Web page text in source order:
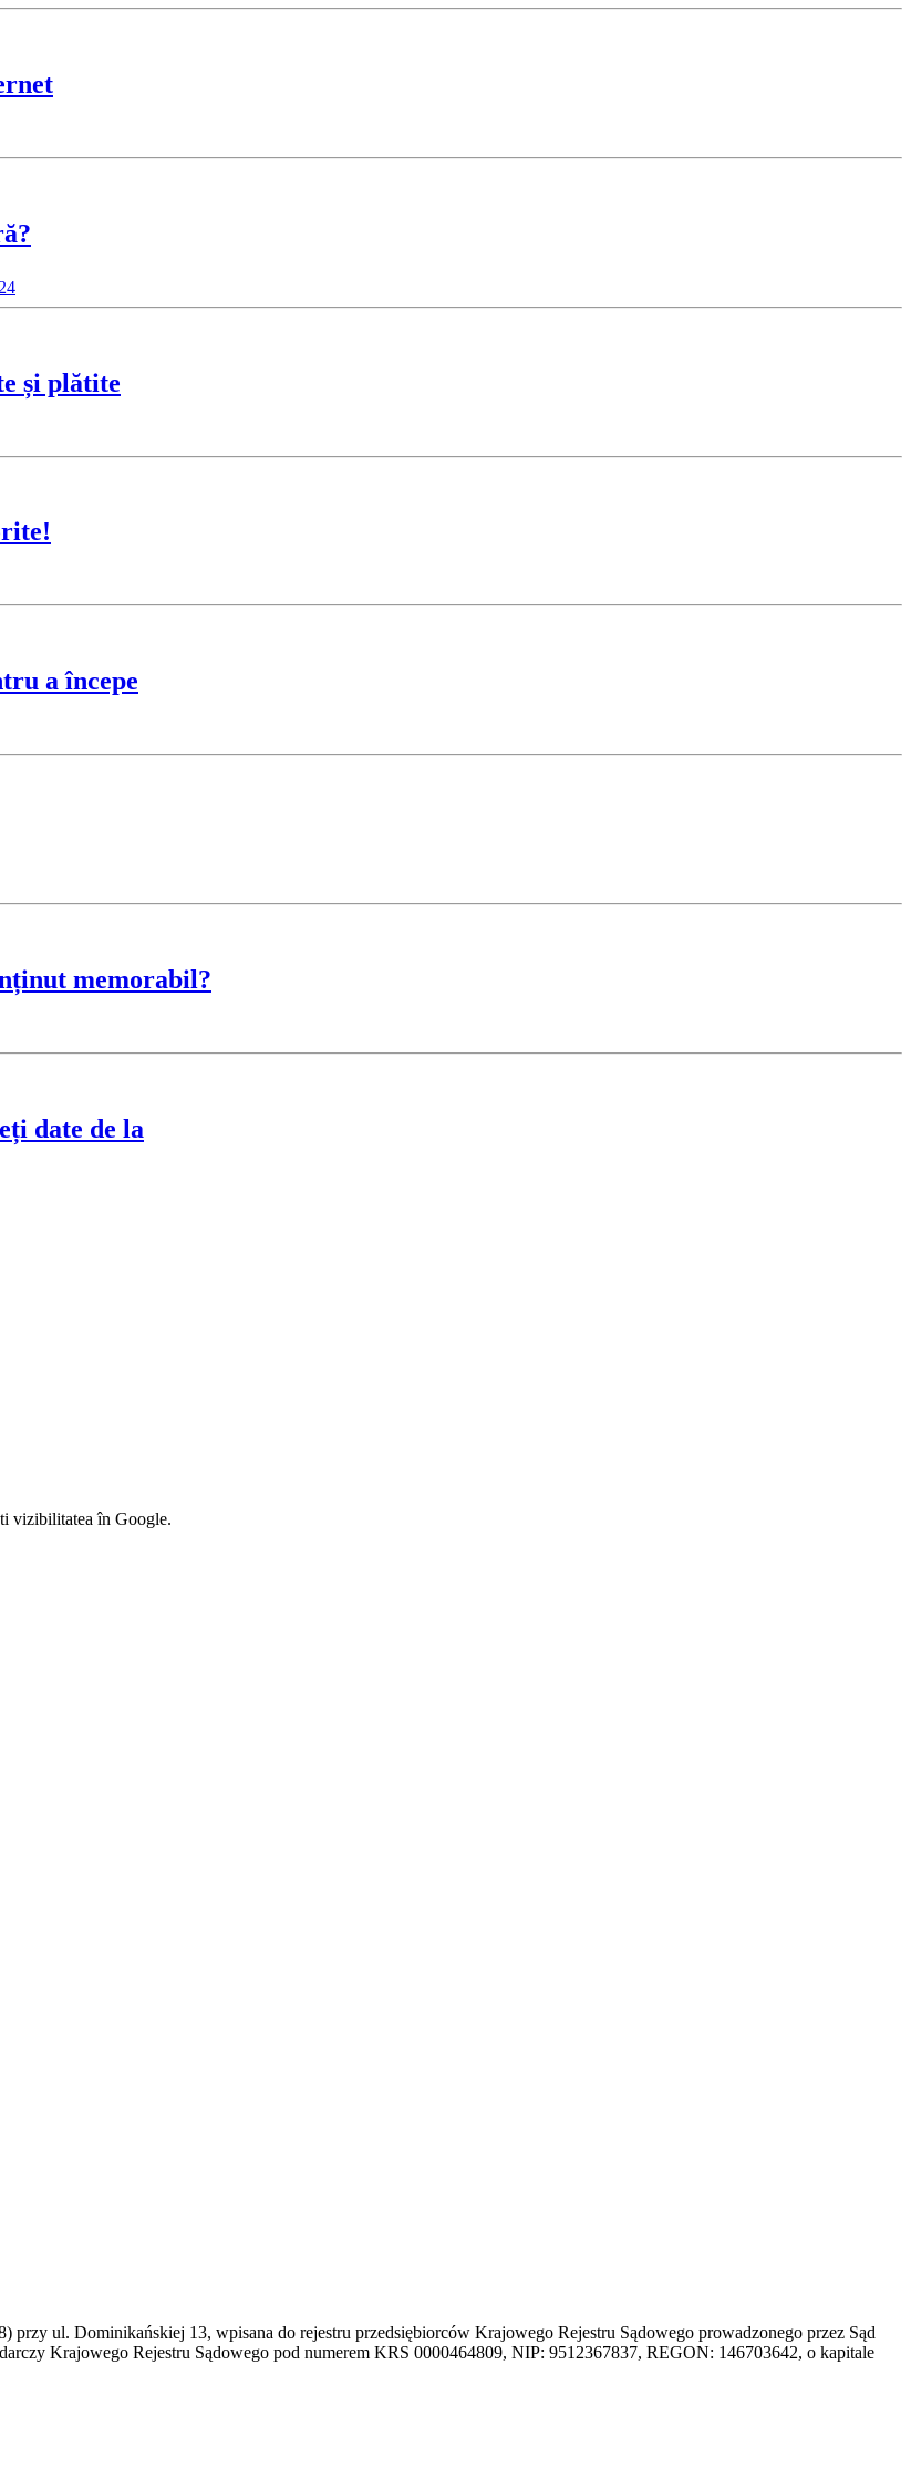
și plătite
a începe
memorabil?
date de la
vizibilitatea în Google.
przy ul. Dominikańskiej 13, wpisana do rejestru przedsiębiorców Krajowego Rejestru Sądowego prowadzonego przez Sąd
Krajowego Rejestru Sądowego pod numerem KRS 0000464809, NIP: 9512367837, REGON: 146703642, o kapitale